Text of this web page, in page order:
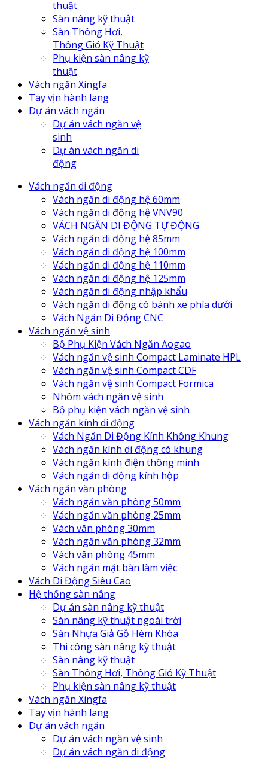
thuật
Sàn nâng kỹ thuật
Sàn Thông Hơi,
Thông Gió Kỹ Thuật
Phụ kiện sàn nâng kỹ
thuật
Vách ngăn Xingfa
Tay vịn hành lang
Dự án vách ngăn
Dự án vách ngăn vệ
sinh
Dự án vách ngăn di
động
Vách ngăn di động
Vách ngăn di động hệ 60mm
Vách ngăn di động hệ VNV90
VÁCH NGĂN DI ĐỘNG TỰ ĐỘNG
Vách ngăn di động hệ 85mm
Vách ngăn di động hệ 100mm
Vách ngăn di động hệ 110mm
Vách ngăn di động hệ 125mm
Vách ngăn di động nhập khẩu
Vách ngăn di động có bánh xe phía dưới
Vách Ngăn Di Động CNC
Vách ngăn vệ sinh
Bộ Phụ Kiện Vách Ngăn Aogao
Vách ngăn vệ sinh Compact Laminate HPL
Vách ngăn vệ sinh Compact CDF
Vách ngăn vệ sinh Compact Formica
Nhôm vách ngăn vệ sinh
Bộ phụ kiện vách ngăn vệ sinh
Vách ngăn kính di động
Vách Ngăn Di Động Kính Không Khung
Vách ngăn kính di động có khung
Vách ngăn kính điện thông minh
Vách ngăn di động kính hộp
Vách ngăn văn phòng
Vách ngăn văn phòng 50mm
Vách ngăn văn phòng 25mm
Vách văn phòng 30mm
Vách ngăn văn phòng 32mm
Vách văn phòng 45mm
Vách ngăn mặt bàn làm việc
Vách Di Động Siêu Cao
Hệ thống sàn nâng
Dự án sàn nâng kỹ thuật
Sàn nâng kỹ thuật ngoài trời
Sàn Nhựa Giả Gỗ Hèm Khóa
Thi công sàn nâng kỹ thuật
Sàn nâng kỹ thuật
Sàn Thông Hơi, Thông Gió Kỹ Thuật
Phụ kiện sàn nâng kỹ thuật
Vách ngăn Xingfa
Tay vịn hành lang
Dự án vách ngăn
Dự án vách ngăn vệ sinh
Dự án vách ngăn di động